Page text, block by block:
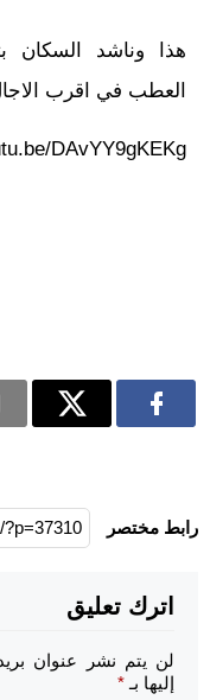
هذا وناشد السكان
العطب في اقرب
DAvYY9gKEKg
رابط مختصر
اترك تعليق
لن يتم نشر عنوان
إليها بـ *